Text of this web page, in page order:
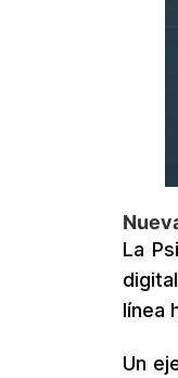
La
línea
Un